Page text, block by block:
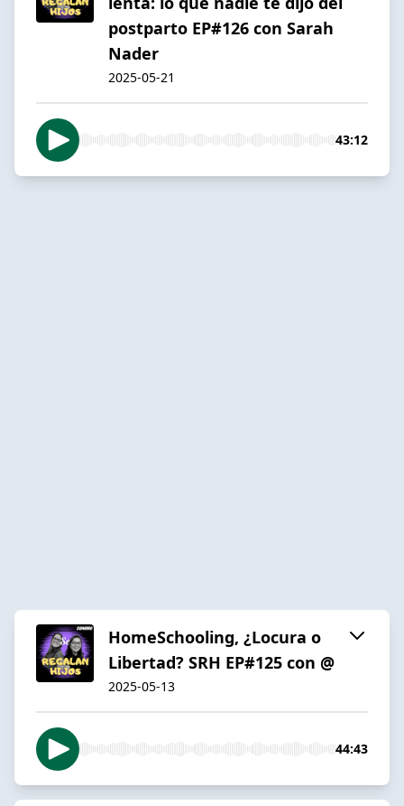
postparto EP#126 con Sarah
Nader
2025-05-21
43:12
HomeSchooling, ¿Locura o
Libertad? SRH EP#125 con @
2025-05-13
44:43